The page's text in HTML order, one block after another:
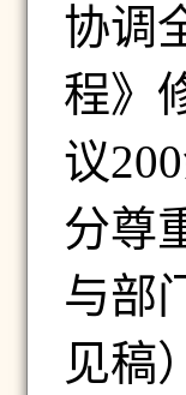
协调
程》
议200
分尊
与部
见稿